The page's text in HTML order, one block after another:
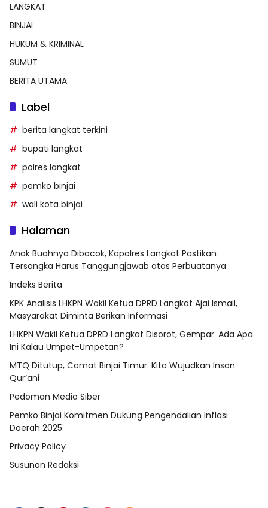
LANGKAT
BINJAI
HUKUM & KRIMINAL
SUMUT
BERITA UTAMA
Label
berita langkat terkini
bupati langkat
polres langkat
pemko binjai
wali kota binjai
Halaman
Anak Buahnya Dibacok, Kapolres Langkat Pastikan
Tersangka Harus Tanggungjawab atas Perbuatanya
Indeks Berita
KPK Analisis LHKPN Wakil Ketua DPRD Langkat Ajai Ismail,
Masyarakat Diminta Berikan Informasi
LHKPN Wakil Ketua DPRD Langkat Disorot, Gempar: Ada Apa
Ini Kalau Umpet-Umpetan?
MTQ Ditutup, Camat Binjai Timur: Kita Wujudkan Insan
Qur’ani
Pedoman Media Siber
Pemko Binjai Komitmen Dukung Pengendalian Inflasi
Daerah 2025
Privacy Policy
Susunan Redaksi